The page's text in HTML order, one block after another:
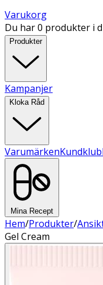
Varukorg
Du har 0 produkter i
Produkter
Kampanjer
Kloka Råd
Varumärken
Mina Recept
Hem/Produkter/
Gel Cream